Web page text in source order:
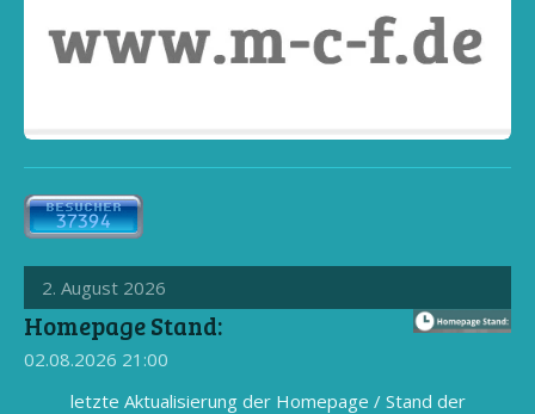
2. August 2026
Homepage Stand:
02.08.2026 21:00
letzte Aktualisierung der Homepage / Stand der